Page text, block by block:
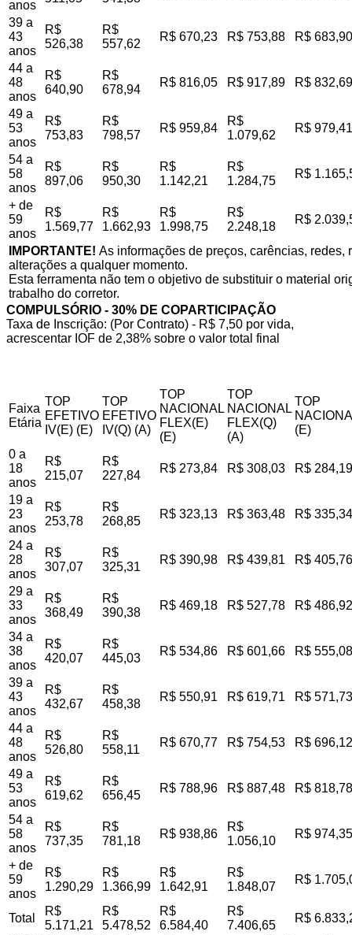
anos
39 a
43
anos
R$
526,38
R$
557,62
R$ 670,23 R$ 753,88 R$ 683,90
44 a
48
anos
R$
640,90
R$
678,94
R$ 816,05 R$ 917,89 R$ 832,69
49 a
53
anos
R$
753,83
R$
798,57
R$ 959,84
R$
1.079,62
R$ 979,41
54 a
58
anos
R$
897,06
R$
950,30
R$
1.142,21
R$
1.284,75
R$
+ de
59
anos
R$
1.569,77
R$
1.662,93
R$
1.998,75
R$
2.248,18
R$
IMPORTANTE! As informações de preços, carências,
alterações a qualquer momento.
Esta ferramenta não tem o objetivo de substituir o material
trabalho do corretor.
COMPULSÓRIO - 30% DE COPARTICIPAÇÃO
Taxa de Inscrição: (Por Contrato) - R$ 7,50 por vida,
acrescentar IOF de 2,38% sobre o valor total final
Faixa
Etária
TOP
EFETIVO
IV(E) (E)
TOP
EFETIVO
IV(Q) (A)
TOP
NACIONAL
FLEX(E)
(E)
TOP
NACIONAL
FLEX(Q)
(A)
TOP
(E)
0 a
18
anos
R$
215,07
R$
227,84
R$ 273,84 R$ 308,03 R$ 284,19
19 a
23
anos
R$
253,78
R$
268,85
R$ 323,13 R$ 363,48 R$ 335,34
24 a
28
anos
R$
307,07
R$
325,31
R$ 390,98 R$ 439,81 R$ 405,76
29 a
33
anos
R$
368,49
R$
390,38
R$ 469,18 R$ 527,78 R$ 486,92
34 a
38
anos
R$
420,07
R$
445,03
R$ 534,86 R$ 601,66 R$ 555,08
39 a
43
anos
R$
432,67
R$
458,38
R$ 550,91 R$ 619,71 R$ 571,73
44 a
48
anos
R$
526,80
R$
558,11
R$ 670,77 R$ 754,53 R$ 696,12
49 a
53
anos
R$
619,62
R$
656,45
R$ 788,96 R$ 887,48 R$ 818,78
54 a
58
anos
R$
737,35
R$
781,18
R$ 938,86
R$
1.056,10
R$ 974,35
+ de
59
anos
R$
1.290,29
R$
1.366,99
R$
1.642,91
R$
1.848,07
R$
Total
R$
5.171,21
R$
5.478,52
R$
6.584,40
R$
7.406,65
R$